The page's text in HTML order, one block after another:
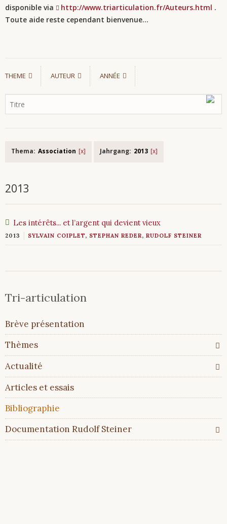
disponible via
http://www.triarticulation.fr/Auteurs.html .
Toute aide reste cependant bienvenue...
THEME AUTEUR ANNÉE
Thema: Association Jahrgang: 2013
2013
Les intérêts... et l’argent qui devient vieux
2013 SYLVAIN COIPLET, STEPHAN REDER, RUDOLF STEINER
Tri-articulation
Aller
au
contenu
Brève présentation
Thèmes
Actualité
Articles et essais
Bibliographie
Documentation Rudolf Steiner